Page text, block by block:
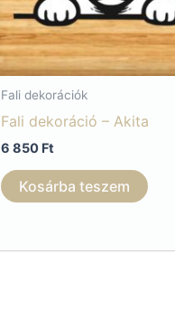
Fali dekorációk
Fali dekoráció – Akita
6 850 Ft
Kosárba teszem